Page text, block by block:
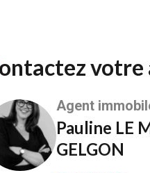
Contactez
Agent
Pauline LE
GELGON